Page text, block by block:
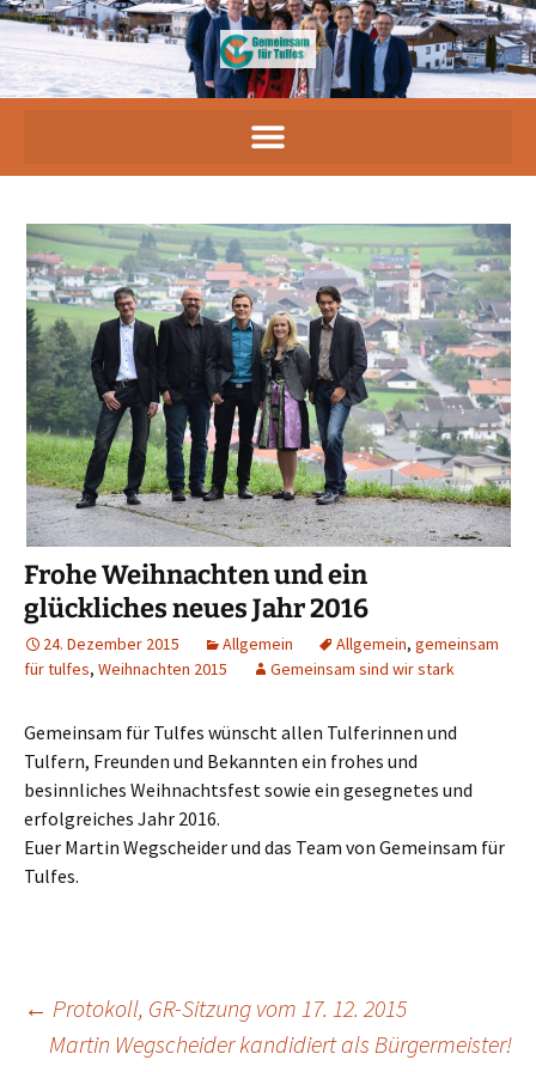
Frohe Weihnachten und ein
glückliches neues Jahr 2016
24. Dezember 2015 Allgemein Allgemein, gemeinsam
für tulfes, Weihnachten 2015 Gemeinsam sind wir stark
Gemeinsam für Tulfes wünscht allen Tulferinnen und
Tulfern, Freunden und Bekannten ein frohes und
besinnliches Weihnachtsfest sowie ein gesegnetes und
erfolgreiches Jahr 2016.
Euer Martin Wegscheider und das Team von Gemeinsam für
Tulfes.
← Protokoll, GR-Sitzung vom 17. 12. 2015
Martin Wegscheider kandidiert als Bürgermeister!